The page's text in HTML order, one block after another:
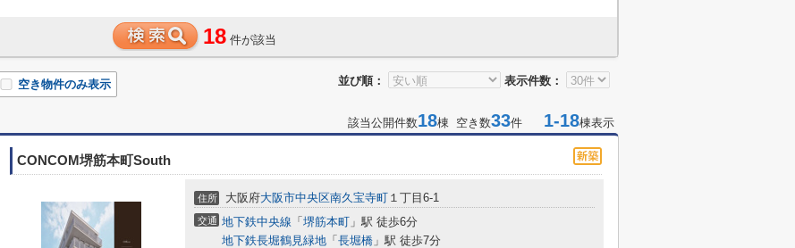
18 件が該当
並び順： 表示件数：
空き物件のみ表示
該当公開件数18棟 空き数33件 1-18棟表示
CONCOM堺筋本町South
住所 大阪府大阪市中央区南久宝寺町 １丁目6-1
交通 地下鉄中央線 「 堺筋本町 」駅 徒歩6分
地下鉄長堀鶴見緑地 「 長堀橋 」駅 徒歩7分